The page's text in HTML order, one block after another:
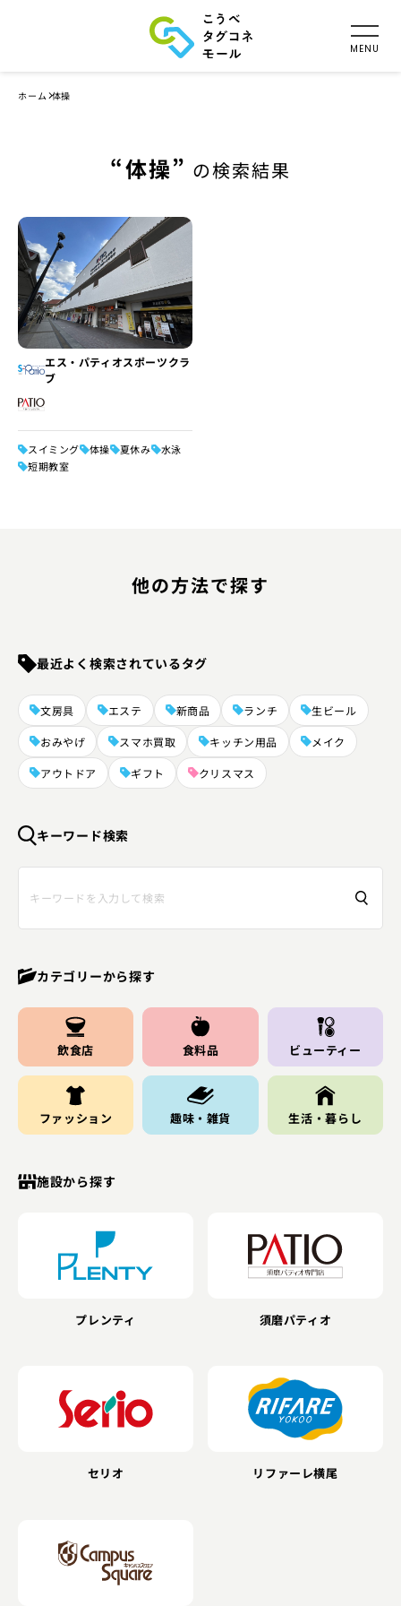
ホーム 体操
体操 の検索結果
エス・パティオスポーツクラ
ブ
スイミング 体操 夏休み
水泳
短期教室
他の方法で探す
最近よく検索されているタグ
文房具 エステ 新商品 ランチ 生ビール
おみやげ スマホ買取 キッチン用品 メイク
アウトドア ギフト クリスマス
キーワード検索
カテゴリーから探す
飲食店 食料品 ビューティー
ファッション 趣味・雑貨 生活・暮らし
施設から探す
プレンティ
セリオ
須磨パティオ
リファーレ横尾